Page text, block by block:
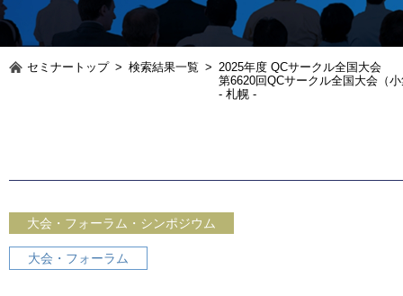
セミナートップ > 検索結果一覧 > 2025年度 QCサークル全国大会
第6620回QCサークル全国大会（
- 札幌 -
大会・フォーラム・シンポジウム
大会・フォーラム